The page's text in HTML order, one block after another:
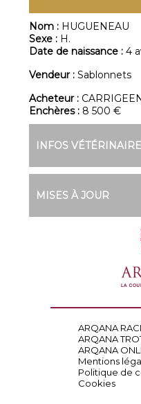
Nom : HUGUENEAU
Sexe : H.
Date de naissance :4
Vendeur :Sablonnets
Acheteur :
Enchères : 8 500 €
INFOS VÉTÉRINAIRE
MISES À JOUR
ARQANA
ARQANA
ARQANA
Mentions
Politique de
Cookies